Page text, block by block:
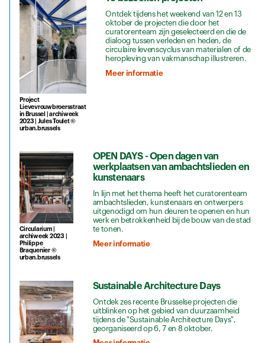
Project
Lievevrouwbroersstraat
in Brussel | archiweek
2023 | Jules Toulet ©
urban.brussels
Ontdek tijdens het weekend van 12 en 13
oktober de projecten die door het
curatorenteam zijn geselecteerd en die de
dialoog tussen verleden en heden, de
circulaire levenscyclus van materialen of de
heropleving van vakmanschap illustreren.
Meer informatie
Circularium |
archiweek 2023 |
Philippe
Braquenier ©
urban.brussels
OPEN DAYS - Open dagen van
werkplaatsen van ambachtslieden en
kunstenaars
In lijn met het thema heeft het curatorenteam
ambachtslieden, kunstenaars en ontwerpers
uitgenodigd om hun deuren te openen en hun
werk en betrokkenheid bij de bouw van de stad
te tonen.
Meer informatie
Sustainable Architecture Days
Ontdek zes recente Brusselse projecten die
uitblinken op het gebied van duurzaamheid
tijdens de "Sustainable Architecture Days",
georganiseerd op 6, 7 en 8 oktober.